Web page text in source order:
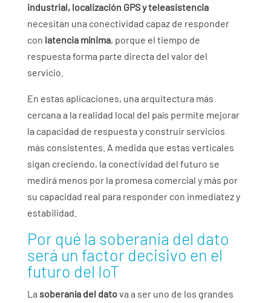
industrial, localización GPS y teleasistencia
necesitan una conectividad capaz de responder
con latencia mínima, porque el tiempo de
respuesta forma parte directa del valor del
servicio.
En estas aplicaciones, una arquitectura más
cercana a la realidad local del país permite mejorar
la capacidad de respuesta y construir servicios
más consistentes. A medida que estas verticales
sigan creciendo, la conectividad del futuro se
medirá menos por la promesa comercial y más por
su capacidad real para responder con inmediatez y
estabilidad.
Por qué la soberanía del dato
será un factor decisivo en el
futuro del IoT
La soberanía del datova a ser uno de los grandes